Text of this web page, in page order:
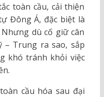
toàn cầu, cải thiện
Đông Á, đặc biệt là
dù cố giữ cân
– Trung ra sao, sắp
khó tránh khỏi việc
cầu hóa sau đại